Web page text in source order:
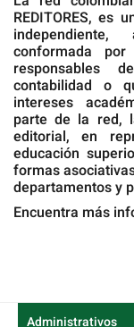
REDITORES, es
conformada
responsables
contabilidad o
intereses
parte de la red,
editorial, en
educación
formas
departamentos y
Encuentra más
Administrativos